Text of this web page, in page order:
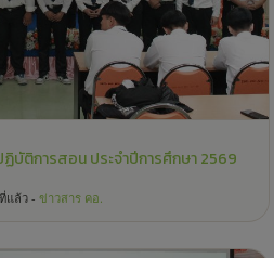
บัติการสอน ประจำปีการศึกษา 2569
แล้ว - ข่าวสาร คอ.